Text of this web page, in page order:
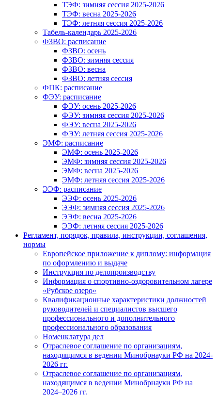
ТЭФ: зимняя сессия 2025-2026
ТЭФ: весна 2025-2026
ТЭФ: летняя сессия 2025-2026
Табель-календарь 2025-2026
ФЗВО: расписание
ФЗВО: осень
ФЗВО: зимняя сессия
ФЗВО: весна
ФЗВО: летняя сессия
ФПК: расписание
ФЭУ: расписание
ФЭУ: осень 2025-2026
ФЭУ: зимняя сессия 2025-2026
ФЭУ: весна 2025-2026
ФЭУ: летняя сессия 2025-2026
ЭМФ: расписание
ЭМФ: осень 2025-2026
ЭМФ: зимняя сессия 2025-2026
ЭМФ: весна 2025-2026
ЭМФ: летняя сессия 2025-2026
ЭЭФ: расписание
ЭЭФ: осень 2025-2026
ЭЭФ: зимняя сессия 2025-2026
ЭЭФ: весна 2025-2026
ЭЭФ: летняя сессия 2025-2026
Регламент, порядок, правила, инструкции, соглашения,
нормы
Европейское приложение к диплому: информация
по оформлению и выдаче
Инструкция по делопроизводству
Информация о спортивно-оздоровительном лагере
«Рубское озеро»
Квалификационные характеристики должностей
руководителей и специалистов высшего
профессионального и дополнительного
профессионального образования
Номенклатура дел
Отраслевое соглашение по организациям,
находящимся в ведении Минобрнауки РФ на 2024-
2026 гг.
Отраслевое соглашение по организациям,
находящимся в ведении Минобрнауки РФ на
2024–2026 гг.